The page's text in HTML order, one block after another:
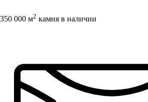
350 000 м2 камня в наличии